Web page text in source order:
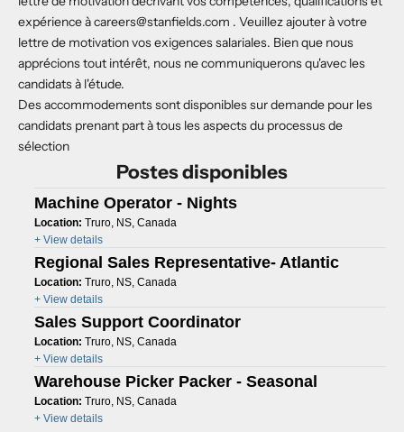
expérience àcareers@stanfields.com . Veuillez ajouter à votre
lettre de motivation vos exigences salariales. Bien que nous
apprécions tout intérêt, nous ne communiquerons qu'avec les
candidats à l'étude.
Des accommodements sont disponibles sur demande pour les
candidats prenant part à tous les aspects du processus de
sélection
Postes disponibles
Machine Operator - Nights
Location: Truro, NS, Canada
+ View details
Regional Sales Representative- Atlantic
Location: Truro, NS, Canada
+ View details
Sales Support Coordinator
Location: Truro, NS, Canada
+ View details
Warehouse Picker Packer - Seasonal
Location: Truro, NS, Canada
+ View details